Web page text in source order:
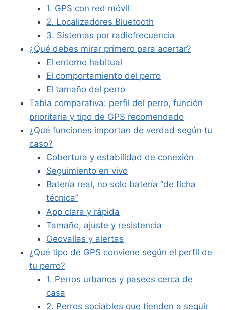
1. GPS con red móvil
2. Localizadores Bluetooth
3. Sistemas por radiofrecuencia
¿Qué debes mirar primero para acertar?
El entorno habitual
El comportamiento del perro
El tamaño del perro
Tabla comparativa: perfil del perro, función
prioritaria y tipo de GPS recomendado
¿Qué funciones importan de verdad según tu
caso?
Cobertura y estabilidad de conexión
Seguimiento en vivo
Batería real, no solo batería “de ficha
técnica”
App clara y rápida
Tamaño, ajuste y resistencia
Geovallas y alertas
¿Qué tipo de GPS conviene según el perfil de
tu perro?
1. Perros urbanos y paseos cerca de
casa
2. Perros sociables que tienden a seguir